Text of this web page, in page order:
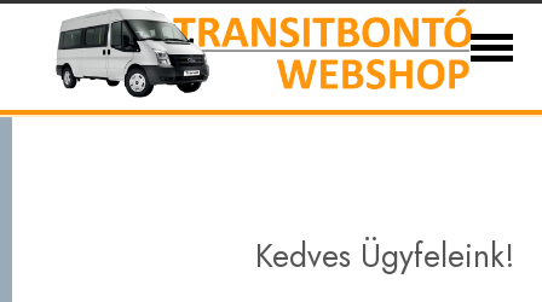
Ford Transit bontott és új alkatrészek
Eladó autóink Kapcsolat Partnerek
Adatvédelem
Kedves Ügyfeleink!